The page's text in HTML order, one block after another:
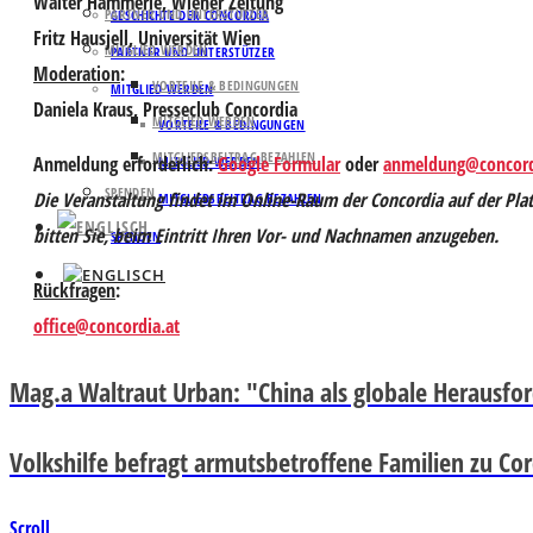
GESCHICHTE DER CONCORDIA
PARTNER UND UNTERSTÜTZER
MITGLIED WERDEN
VORTEILE & BEDINGUNGEN
MITGLIED WERDEN
MITGLIEDSBEITRAG BEZAHLEN
SPENDEN
PARTNER UND UNTERSTÜTZER
MITGLIED WERDEN
VORTEILE & BEDINGUNGEN
MITGLIED WERDEN
MITGLIEDSBEITRAG BEZAHLEN
SPENDEN
Fritz Hausjell, Universität Wien
Moderation:
Daniela Kraus, Presseclub Concordia
Anmeldung erforderlich:Google Formularoder
Die Veranstaltung findet im Online-Raum der Concordia auf der
bitten Sie, beim Eintritt Ihren Vor- und Nachnamen anzugeben.
Rückfragen:
office@concordia.at
Mag.a Waltraut Urban: "China als globale
Volkshilfe befragt armutsbetroffene Familien zu
Scroll